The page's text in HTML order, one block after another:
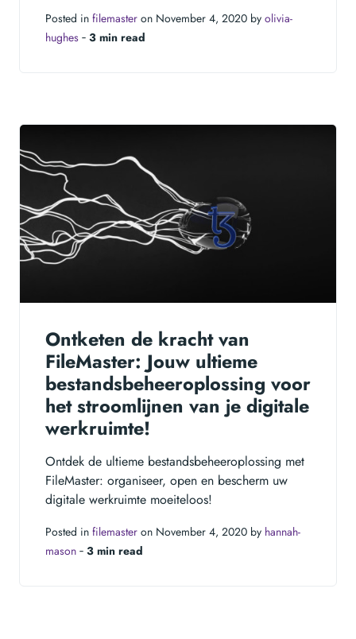
Posted in filemaster on November 4, 2020 by olivia-
hughes ‐ 3 min read
Ontketen de kracht van
FileMaster: Jouw ultieme
bestandsbeheeroplossing voor
het stroomlijnen van je digitale
werkruimte!
Ontdek de ultieme bestandsbeheeroplossing met
FileMaster: organiseer, open en bescherm uw
digitale werkruimte moeiteloos!
Posted in filemaster on November 4, 2020 by hannah-
mason ‐ 3 min read